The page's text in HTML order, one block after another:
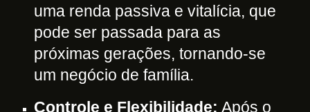
uma renda passiva e vitalícia, que
pode ser passada para as
próximas gerações, tornando-se
um negócio de família.
Controle e Flexibilidade: Após o